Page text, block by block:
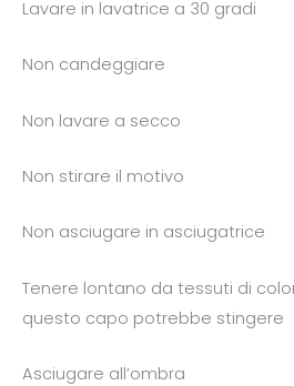
Lavare in lavatrice a 30 gradi
Non candeggiare
Non lavare a secco
Non stirare il motivo
Non asciugare in asciugatrice
Tenere lontano da tessuti di
questo capo potrebbe stingere
Asciugare all’ombra